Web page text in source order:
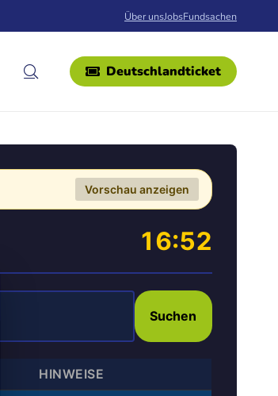
Über unsJobsFundsachen
Deutschlandticket
Vorschau anzeigen
16:52
Suchen
HINWEISE